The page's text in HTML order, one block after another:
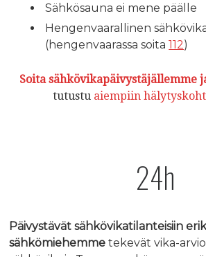
Sähkösauna ei mene päälle
Hengenvaarallinen
(hengenvaarassa soita112)
Soita sähkövikapäivystäjällemme
tutustu aiempiin
24h
Päivystävät sähkövikatilanteisiin
sähkömiehemme tekevät vika-